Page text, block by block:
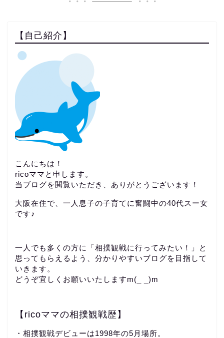
【自己紹介】
こんにちは！
ricoママと申します。
当ブログを閲覧いただき、ありがとうございます！
大阪在住で、一人息子の子育てに奮闘中の40代スー女
です♪
一人でも多くの方に「相撲観戦に行ってみたい！」と
思ってもらえるよう、分かりやすいブログを目指して
いきます。
どうぞ宜しくお願いいたしますm(_ _)m
【ricoママの相撲観戦歴】
・相撲観戦デビューは1998年の5月場所。